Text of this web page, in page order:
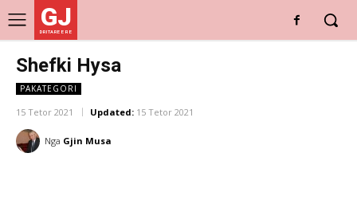
GJ
DRITARE E RE
Shefki Hysa
PAKATEGORI
15 Tetor 2021 Updated: 15 Tetor 2021
Nga Gjin Musa